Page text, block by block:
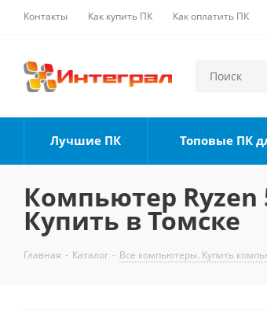
Контакты Как купить ПК Как оплатить ПК
Лучшие ПК Топовые ПК
Компьютер Ryzen
Купить в Томске
Главная - Каталог - Все компьютеры. Купить